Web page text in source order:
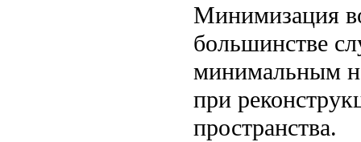
Минимизация
большинстве
минимальным
при
пространства.